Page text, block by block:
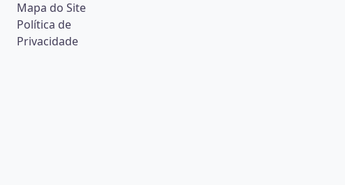
Mapa do Site
Política de
Privacidade